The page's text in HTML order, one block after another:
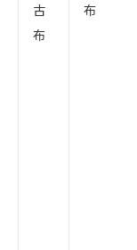
古
布
布